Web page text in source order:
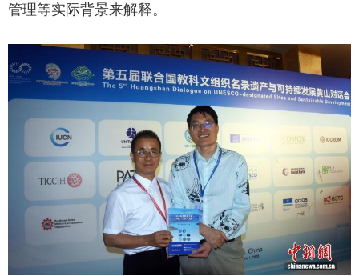
管理等实际背景来解释。